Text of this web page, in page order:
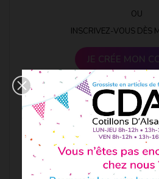
OU
INSCRIVEZ-VOUS DÈS
JE CRÉE MON